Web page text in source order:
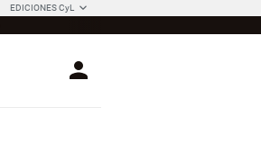
EDICIONES CyL
Login